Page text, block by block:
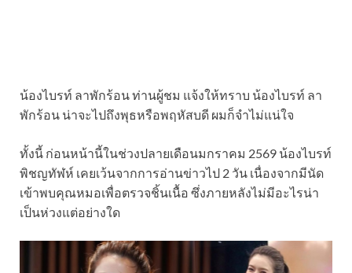
น้องไบรท์ ลาพักร้อน ท่านผู้ชม แจ้งให้ทราบ น้องไบรท์ ลา
พักร้อน น่าจะไปถึงพุธหรือพฤหัสบดี ผมก็จำไม่แน่ใจ
ทั้งนี้ ก่อนหน้านี้ในช่วงปลายเดือนมกราคม 2569 น้องไบรท์
พิชญทัฬห์ เคยเว้นจากการอ่านข่าวไป 2 วัน เนื่องจากมีนัด
เข้าพบคุณหมอเพื่อตรวจชิ้นเนื้อ ซึ่งภายหลังไม่มีอะไรน่า
เป็นห่วงแต่อย่างใด